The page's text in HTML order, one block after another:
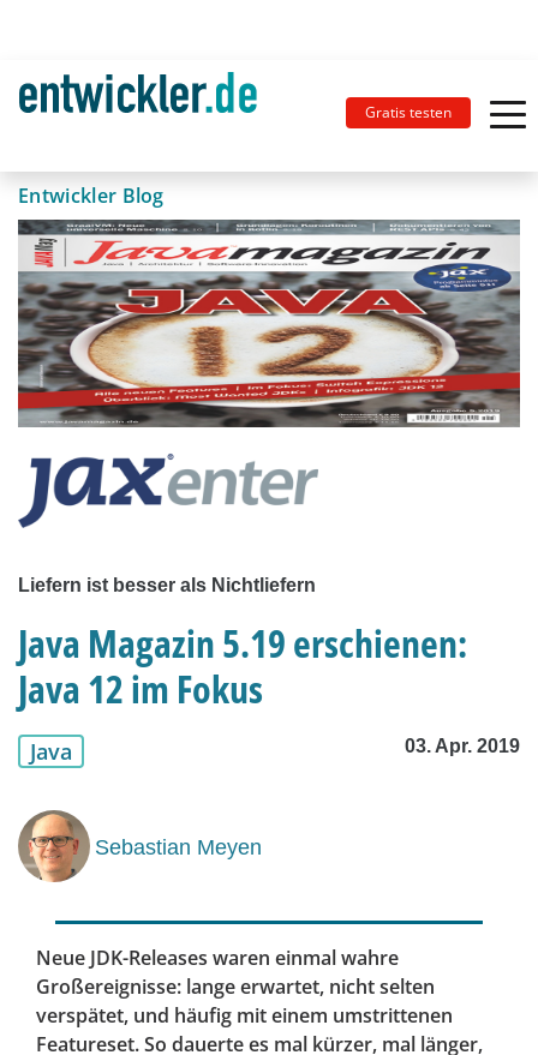
Gratis testen
Entwickler Blog
Liefern ist besser als Nichtliefern
Java Magazin 5.19 erschienen:
Java 12 im Fokus
Java 03. Apr. 2019
Sebastian Meyen
Neue JDK-Releases waren einmal wahre
Großereignisse: lange erwartet, nicht selten
verspätet, und häufig mit einem umstrittenen
Featureset. So dauerte es mal kürzer, mal länger,